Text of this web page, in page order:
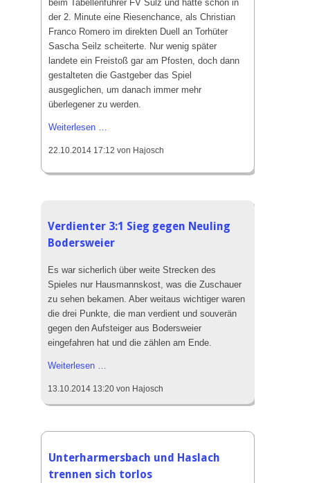
der
Hand
beim Tabellenführer FV Sulz und hatte schon in
der 2. Minute eine Riesenchance, als Christian
Franco Romero im direkten Duell an Torhüter
Sascha Seilz scheiterte. Nur wenig später
landete ein Freistoß gar am Pfosten, doch dann
gestalteten die Gastgeber das Spiel
ausgeglichen, um danach immer mehr
überlegener zu werden.
Weiterlesen …
-
Null
in
Sulz
22.10.2014 17:12 von Hajosch
Verdienter 3:1 Sieg gegen Neuling
Bodersweier
Es war sicherlich über weite Strecken des
Spieles nur Hausmannskost, was die Zuschauer
zu sehen bekamen. Aber weitaus wichtiger waren
die drei Punkte, die man verdient und souverän
gegen den Aufsteiger aus Bodersweier
eingefahren hat und die zählen am Ende.
Weiterlesen …
Sieg
gegen
13.10.2014 13:20 von Hajosch
Unterharmersbach und Haslach
trennen sich torlos